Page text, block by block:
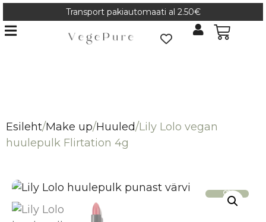
Transport pakiautomaati al 2.50€
Esileht/Make up/Huuled/Lily Lolo vegan
huulepulk Flirtation 4g